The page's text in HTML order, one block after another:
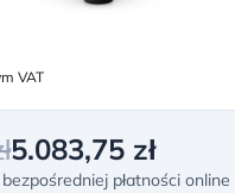
VAT
5.083,75 zł
płatności online